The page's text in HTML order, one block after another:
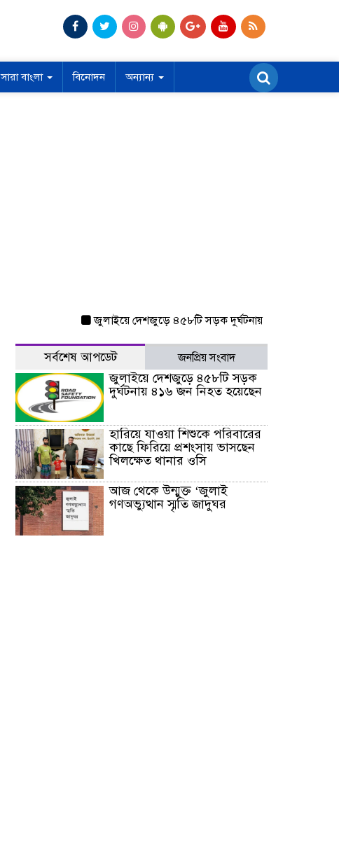
সারা বাংলা বিনোদন অন্যান্য
জুলাইয়ে দেশজুড়ে ৪৫৮টি সড়ক দুর্ঘটনায় ৪১৬ জন নিহত হয়েছেন
সর্বশেষ আপডেট জনপ্রিয় সংবাদ
জুলাইয়ে দেশজুড়ে ৪৫৮টি সড়ক
দুর্ঘটনায় ৪১৬ জন নিহত হয়েছেন
হারিয়ে যাওয়া শিশুকে পরিবারের
কাছে ফিরিয়ে প্রশংসায় ভাসছেন
খিলক্ষেত থানার ওসি
আজ থেকে উন্মুক্ত ‘জুলাই
গণঅভ্যুত্থান স্মৃতি জাদুঘর